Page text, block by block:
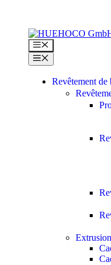
contenu
Menu
Menu
Revêtement de